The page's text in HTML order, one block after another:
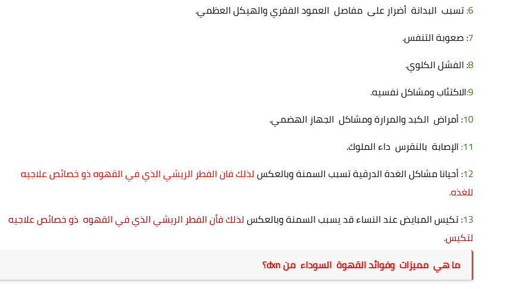
6: تسبب البدانة أضرار على مفاصل العمود الفقري والهيكل العظمي.
7: صعوبة التنفس.
8: الفشل الكلوي.
9:الاكتئاب ومشاكل نفسيه.
10: أمراض الكبد والمرارة ومشاكل الجهاز الهضمي.
11: الإصابة بالنقرس داء الملوك.
12: أحيانا مشاكل الغدة الدرقية تسبب السمنة وبالعكسلذلك فان الفطر الريشي الذي في القهوه ذو خصائص علاجيه
للغذه.
13: تكيس المبايض عند النساء قد يسبب السمنة وبالعكسلذلك فأن الفطر الريشي الذي في القهوه ذو خصائص علاجيه
لتكيس.
ما هي مميزات وفوائد القهوة السوداء من dxn؟